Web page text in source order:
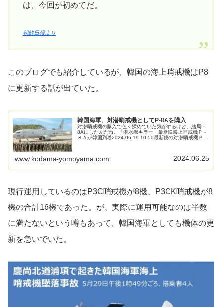
は、今回が初めてだ。
朝鮮日報より
このブログでも紹介しているが、韓国の海上哨戒機はP8
に更新する話が出ていた。
韓国海軍、対潜哨戒機としてP-8Aを購入
対潜哨戒機の購入で色々揉めていた気がするけど、結局P-
8Aにしたんだね。「潜水艦キラー」最新鋭海上哨戒機Ｐ－
８Ａが韓国到着2024.06.19 10:50最新鋭の対潜哨戒機Ｐ８
www.kodama-yomoyama.com 2024.06.25
現行運用しているのはP3C哨戒機が8機、P3CK哨戒機が8
機の合計16機であった。が、実際に運用可能なのは半数
に満たないという噂もあって、韓国海軍としても機体の更
新を急いでいた。